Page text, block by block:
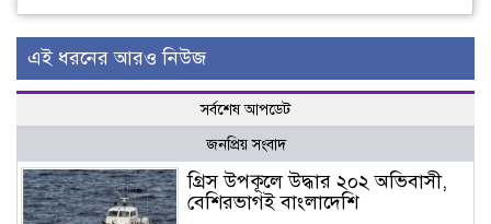
এই ধরনের আরও নিউজ
সর্বশেষ আপডেট
জনপ্রিয় সংবাদ
গ্রিস উপকূলে উদ্ধার ২০২ অভিবাসী,
বেশিরভাগই বাংলাদেশি